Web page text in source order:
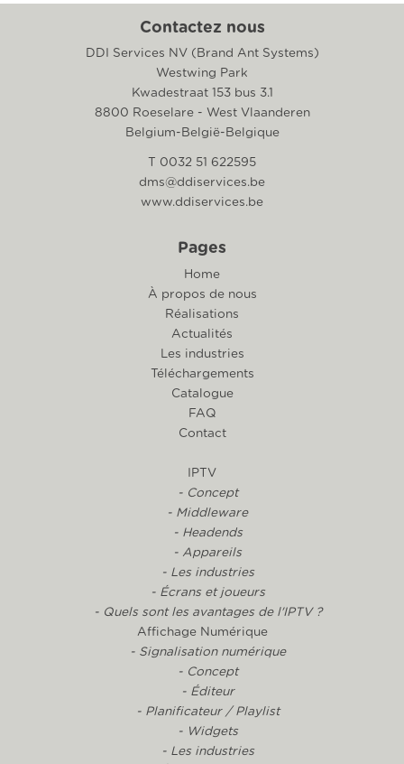
Contactez nous
DDI Services NV (Brand Ant Systems)
Westwing Park
Kwadestraat 153 bus 3.1
8800 Roeselare - West Vlaanderen
Belgium-België-Belgique
T 0032 51 622595
dms@ddiservices.be
www.ddiservices.be
Pages
Home
À propos de nous
Réalisations
Actualités
Les industries
Téléchargements
Catalogue
FAQ
Contact
IPTV
- Concept
- Middleware
- Headends
- Appareils
- Les industries
- Écrans et joueurs
- Quels sont les avantages de l'IPTV ?
Affichage Numérique
- Signalisation numérique
- Concept
- Éditeur
- Planificateur / Playlist
- Widgets
- Les industries